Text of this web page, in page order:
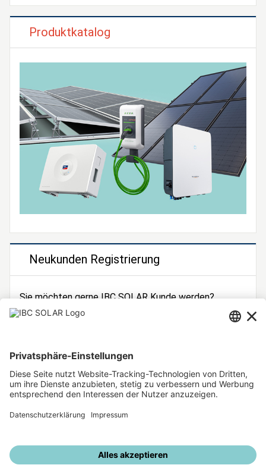
Produktkatalog
Neukunden Registrierung
Sie möchten gerne IBC SOLAR Kunde werden?
Dann registrieren Sie sich jetzt!
Unsere weiteren Angebote
IBC SOLAR Webseite